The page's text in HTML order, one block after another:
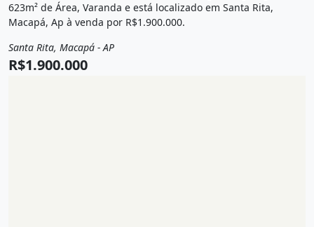
623m² de Área, Varanda e está localizado em Santa Rita,
Macapá, Ap à venda por R$1.900.000.
Venda
Casa
Santa Rita, Macapá - AP
R$1.900.000